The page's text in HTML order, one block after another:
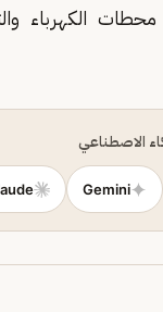
الكهرباء
الاصطناعي
Gemini